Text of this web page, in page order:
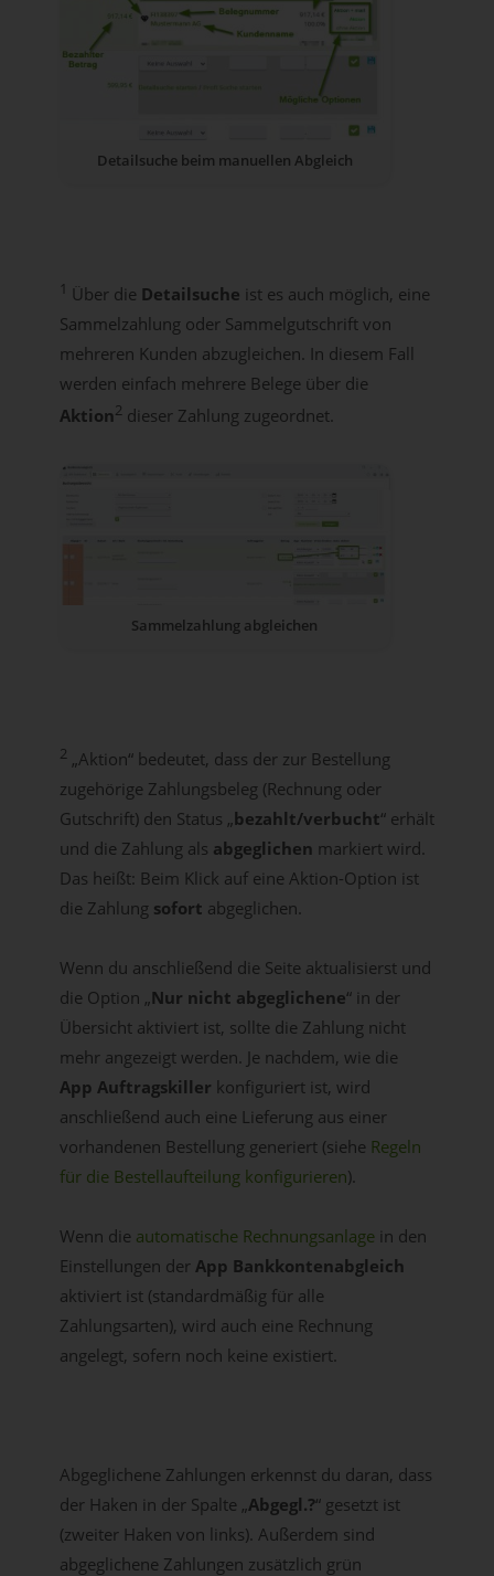
Detailsuche beim manuellen Abgleich
1 Über die Detailsuche ist es auch möglich, eine
Sammelzahlung oder Sammelgutschrift von
mehreren Kunden abzugleichen. In diesem Fall
werden einfach mehrere Belege über die
Aktion2dieser Zahlung zugeordnet.
Sammelzahlung abgleichen
2„Aktion“ bedeutet, dass der zur Bestellung
zugehörige Zahlungsbeleg (Rechnung oder
Gutschrift) den Status „bezahlt/verbucht“ erhält
und die Zahlung als abgeglichen markiert wird.
Das heißt: Beim Klick auf eine Aktion-Option ist
die Zahlung sofort abgeglichen.
Wenn du anschließend die Seite aktualisierst und
die Option „Nur nicht abgeglichene“ in der
Übersicht aktiviert ist, sollte die Zahlung nicht
mehr angezeigt werden. Je nachdem, wie die
App Auftragskiller konfiguriert ist, wird
anschließend auch eine Lieferung aus einer
vorhandenen Bestellung generiert (siehe Regeln
für die Bestellaufteilung konfigurieren).
Wenn die automatische Rechnungsanlagein den
Einstellungen der App Bankkontenabgleich
aktiviert ist (standardmäßig für alle
Zahlungsarten), wird auch eine Rechnung
angelegt, sofern noch keine existiert.
Abgeglichene Zahlungen erkennst du daran, dass
der Haken in der Spalte „Abgegl.?“ gesetzt ist
(zweiter Haken von links). Außerdem sind
abgeglichene Zahlungen zusätzlich grün